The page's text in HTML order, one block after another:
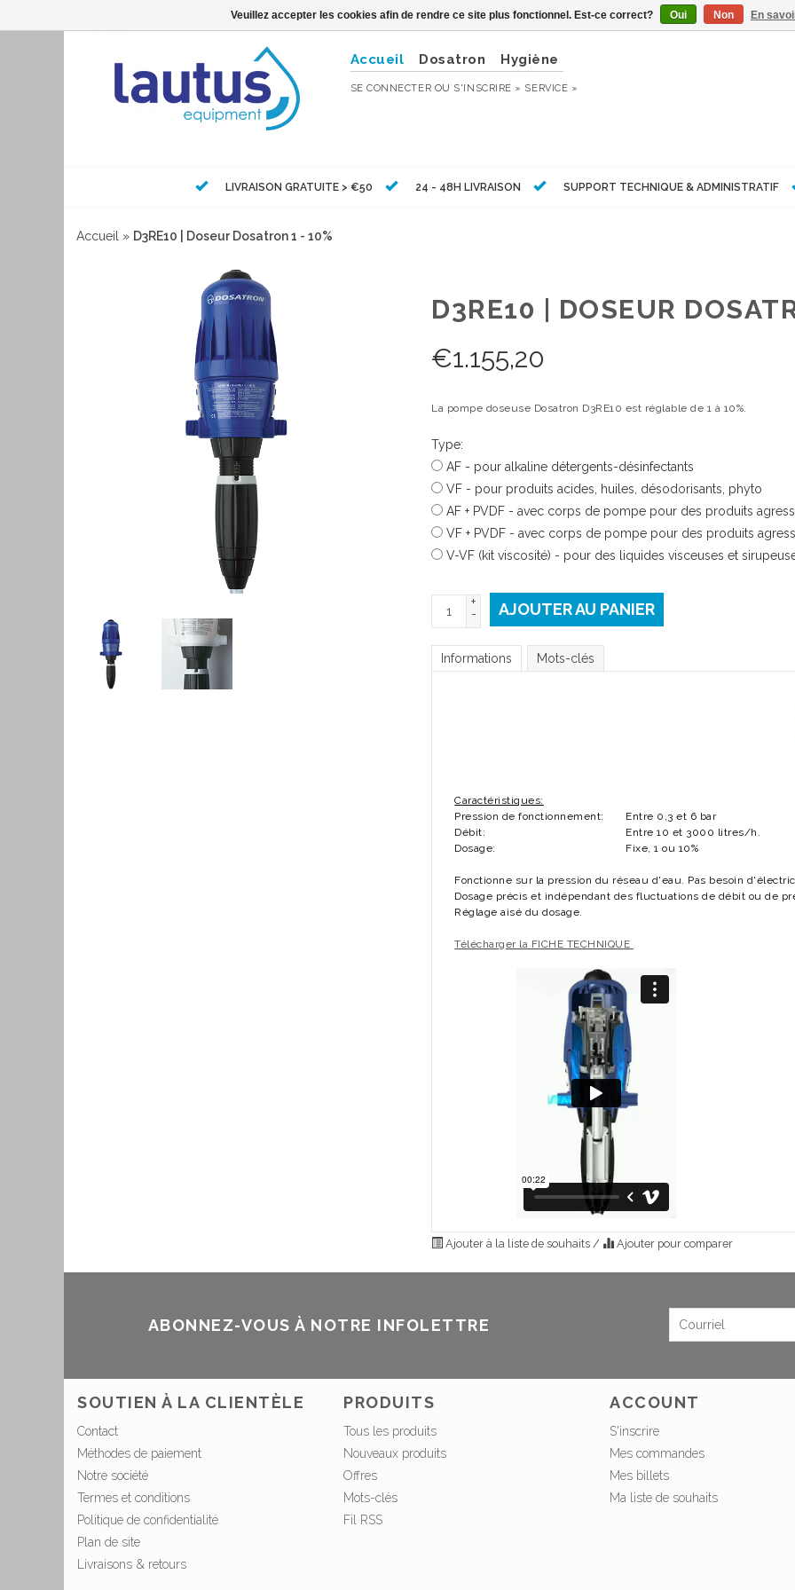
Accueil Dosatron Hygiène
SE CONNECTER OU S'INSCRIRE » SERVICE »
LIVRAISON GRATUITE > €50 24 - 48H LIVRAISON SUPPORT TECHNIQUE & ADMINISTRATIF
Accueil » D3RE10 | Doseur Dosatron 1 - 10%
D3RE10 | DOSEUR
€1.155,20
La pompe doseuse Dosatron D3RE10 est réglable de 1 à 10%.
Type:
AF - pour alkaline détergents-désinfectants
VF - pour produits acides, huiles, désodorisants, phyto
AF + PVDF - avec corps de pompe pour des produits
VF + PVDF - avec corps de pompe pour des produits
V-VF (kit viscosité) - pour des liquides visceuses et
+
-
AJOUTER AU PANIER
Informations Mots-clés
√ SAV
Caractéristiques:
Pression de fonctionnement: Entre 0,3 et 6 bar
Débit:
Entre 10 et 3000 litres/h.
Dosage:
Fixe, 1 ou 10%
Fonctionne sur la pression du réseau d'eau. Pas besoin
Dosage précis et indépendant des fluctuations de débit ou de
Réglage aisé du dosage.
Télécharger la FICHE TECHNIQUE
Ajouter à la liste de souhaits / Ajouter pour comparer
ABONNEZ-VOUS À NOTRE INFOLETTRE
SOUTIEN À LA CLIENTÈLE
Contact
Méthodes de paiement
Notre société
Termes et conditions
Politique de confidentialité
Plan de site
Livraisons & retours
PRODUITS
Tous les produits
Nouveaux produits
Offres
Mots-clés
Fil RSS
ACCOUNT
S'inscrire
Mes commandes
Mes billets
Ma liste de souhaits
Veuillez accepter les cookies afin de rendre ce site plus fonctionnel. Est-ce correct? Oui Non En